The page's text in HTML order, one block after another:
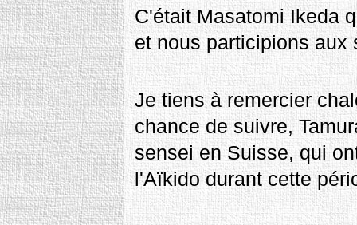
C'était Masatomi Ikeda
et nous participions aux
Je tiens à remercier
chance de suivre,
sensei en Suisse, qui
l'Aïkido durant cette